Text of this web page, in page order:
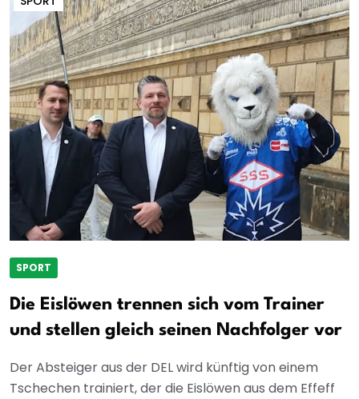
SPORT
Die Eislöwen trennen sich vom Trainer
und stellen gleich seinen Nachfolger vor
Der Absteiger aus der DEL wird künftig von einem
Tschechen trainiert, der die Eislöwen aus dem Effeff